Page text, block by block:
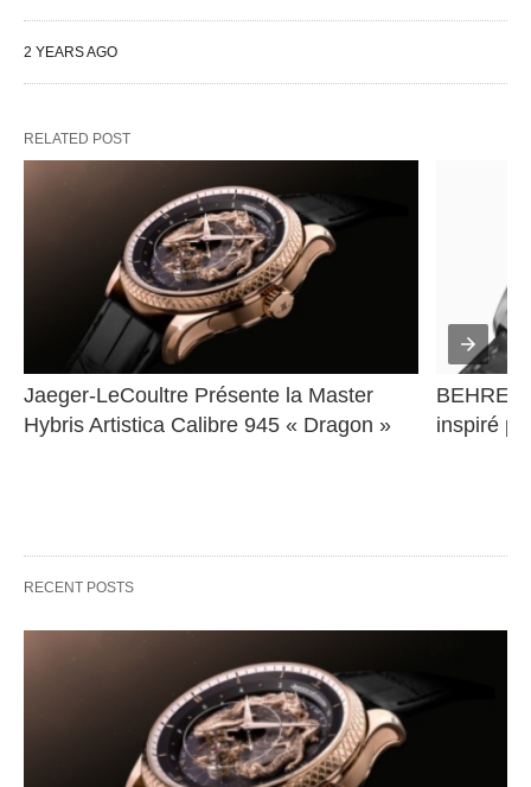
2 YEARS AGO
RELATED POST
Jaeger-LeCoultre Présente la Master
Hybris Artistica Calibre 945 « Dragon »
inspiré
RECENT POSTS